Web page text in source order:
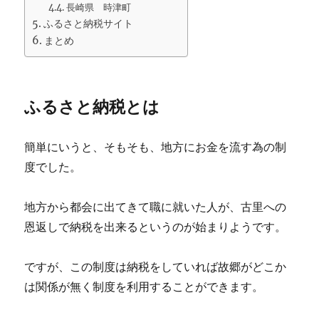
長崎県 時津町
ふるさと納税サイト
まとめ
ふるさと納税とは
簡単にいうと、そもそも、地方にお金を流す為の制
度でした。
地方から都会に出てきて職に就いた人が、古里への
恩返しで納税を出来るというのが始まりようです。
ですが、この制度は納税をしていれば故郷がどこか
は関係が無く制度を利用することができます。